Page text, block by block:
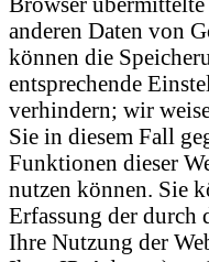
anderen Daten von
können die
entsprechende
verhindern; wir
Sie in diesem Fall
Funktionen dieser
nutzen können. Sie
Erfassung der durch
Ihre Nutzung der